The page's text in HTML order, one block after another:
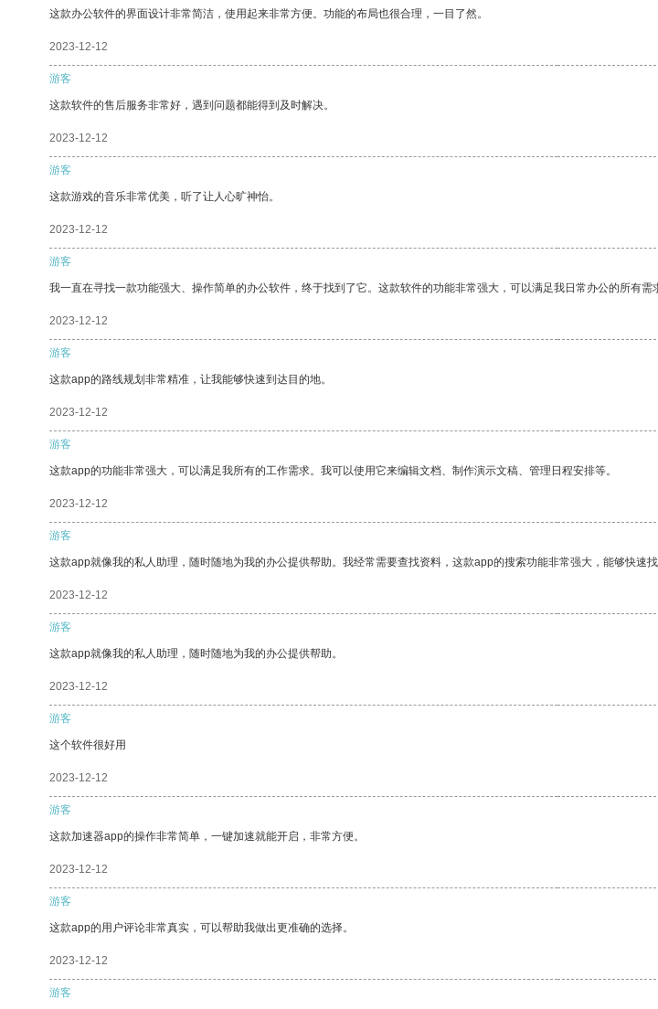
这款办公软件的界面设计非常简洁，使用起来非常方便。功能的布局也很合理，一目了然。
2023-12-12
游客
这款软件的售后服务非常好，遇到问题都能得到及时解决。
2023-12-12
游客
这款游戏的音乐非常优美，听了让人心旷神怡。
2023-12-12
游客
我一直在寻找一款功能强大、操作简单的办公软件，终于找到了它。这款软件的功能非常强大，可以满足我日常办公的所有需
2023-12-12
游客
这款app的路线规划非常精准，让我能够快速到达目的地。
2023-12-12
游客
这款app的功能非常强大，可以满足我所有的工作需求。我可以使用它来编辑文档、制作演示文稿、管理日程安排等。
2023-12-12
游客
这款app就像我的私人助理，随时随地为我的办公提供帮助。我经常需要查找资料，这款app的搜索功能非常强大，能够快速找
2023-12-12
游客
这款app就像我的私人助理，随时随地为我的办公提供帮助。
2023-12-12
游客
这个软件很好用
2023-12-12
游客
这款加速器app的操作非常简单，一键加速就能开启，非常方便。
2023-12-12
游客
这款app的用户评论非常真实，可以帮助我做出更准确的选择。
2023-12-12
游客